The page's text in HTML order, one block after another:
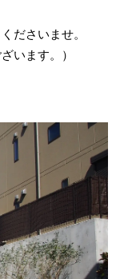
ださいませ。
います。）